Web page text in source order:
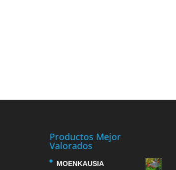
Productos Mejor
Valorados
MOENKAUSIA